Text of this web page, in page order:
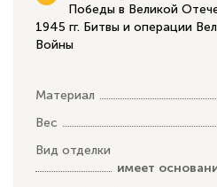
Победы в Великой
1945 гг. Битвы и операции
Войны
Материал
Вес
Вид отделки
имеет